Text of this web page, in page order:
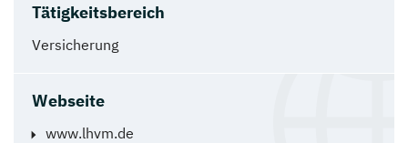
Tätigkeitsbereich
Versicherung
Webseite
www.lhvm.de